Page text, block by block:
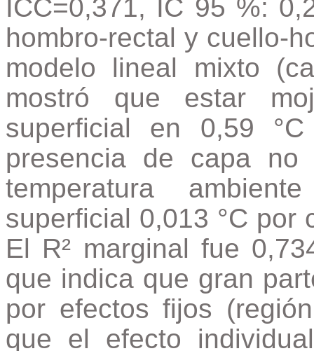
ICC=0,371, IC 95 %:
hombro-rectal y cuello-
modelo lineal mixto
mostró que estar
superficial en 0,59
presencia de capa no
temperatura
superficial 0,013 °C por
El R² marginal fue
que indica que gran
por efectos fijos
que el efecto